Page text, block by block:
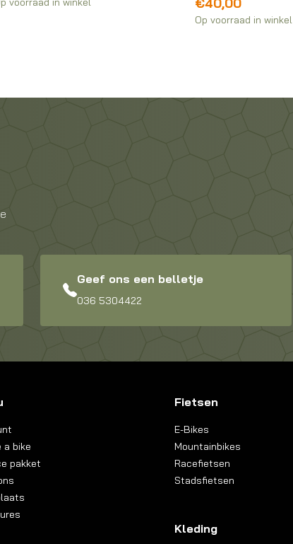
Op voorraad in winkel
Geef ons een belletje
036 5304422
a bike
pakket
Fietsen
E-Bikes
Mountainbikes
Racefietsen
Stadsfietsen
Kleding